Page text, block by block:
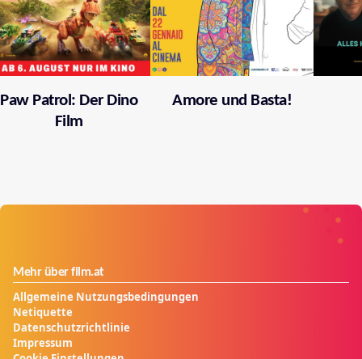
Paw Patrol: Der Dino
Film
Amore und Basta!
Mehr über film.at
Allgemeine Nutzungsbedingungen
Netiquette
Datenschutzrichtlinie
Impressum